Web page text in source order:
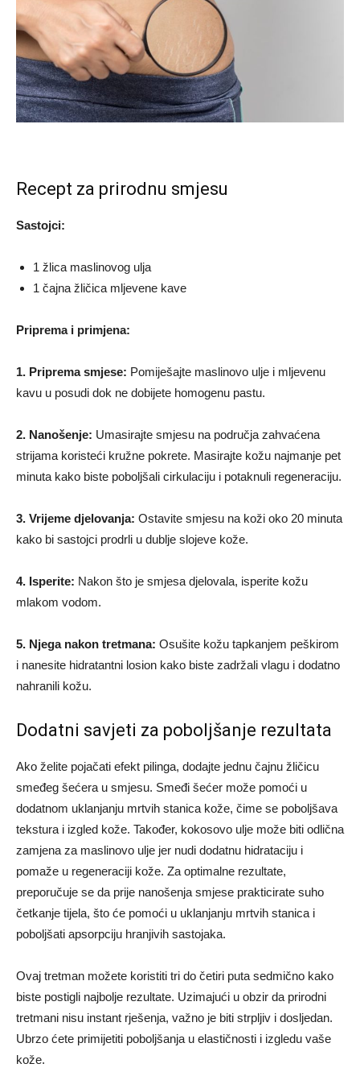
Recept za prirodnu smjesu
Sastojci:
1 žlica maslinovog ulja
1 čajna žličica mljevene kave
Priprema i primjena:
1. Priprema smjese: Pomiješajte maslinovo ulje i mljevenu
kavu u posudi dok ne dobijete homogenu pastu.
2. Nanošenje: Umasirajte smjesu na područja zahvaćena
strijama koristeći kružne pokrete. Masirajte kožu najmanje pet
minuta kako biste poboljšali cirkulaciju i potaknuli regeneraciju.
3. Vrijeme djelovanja: Ostavite smjesu na koži oko 20 minuta
kako bi sastojci prodrli u dublje slojeve kože.
4. Isperite: Nakon što je smjesa djelovala, isperite kožu
mlakom vodom.
5. Njega nakon tretmana: Osušite kožu tapkanjem peškirom
i nanesite hidratantni losion kako biste zadržali vlagu i dodatno
nahranili kožu.
Dodatni savjeti za poboljšanje rezultata
Ako želite pojačati efekt pilinga, dodajte jednu čajnu žličicu
smeđeg šećera u smjesu. Smeđi šećer može pomoći u
dodatnom uklanjanju mrtvih stanica kože, čime se poboljšava
tekstura i izgled kože. Također, kokosovo ulje može biti odlična
zamjena za maslinovo ulje jer nudi dodatnu hidrataciju i
pomaže u regeneraciji kože. Za optimalne rezultate,
preporučuje se da prije nanošenja smjese prakticirate suho
četkanje tijela, što će pomoći u uklanjanju mrtvih stanica i
poboljšati apsorpciju hranjivih sastojaka.
Ovaj tretman možete koristiti tri do četiri puta sedmično kako
biste postigli najbolje rezultate. Uzimajući u obzir da prirodni
tretmani nisu instant rješenja, važno je biti strpljiv i dosljedan.
Ubrzo ćete primijetiti poboljšanja u elastičnosti i izgledu vaše
kože.